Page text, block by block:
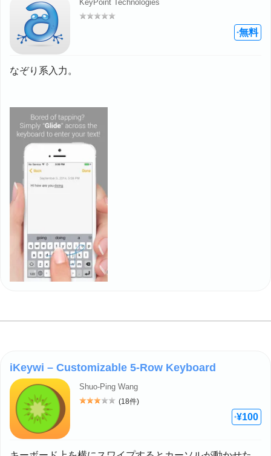
KeyPoint Technologies
+無料
なぞり系入力。
iKeywi – Customizable 5-Row Keyboard
Shuo-Ping Wang
評価: 3
(18件)
+¥100